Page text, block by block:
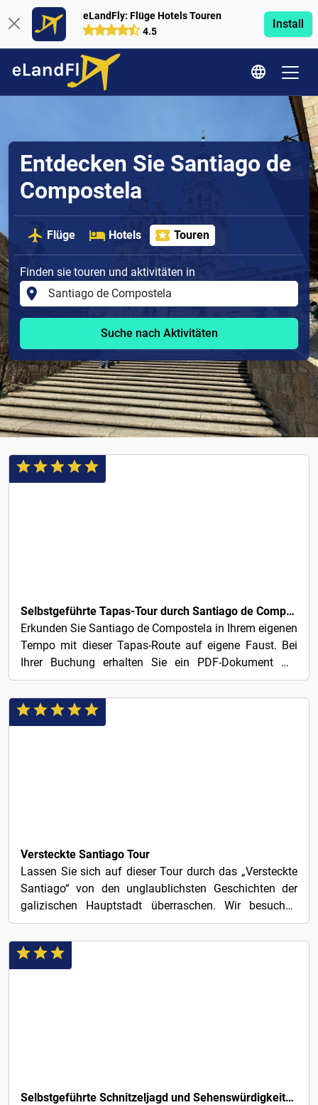
eLandFly: Flüge Hotels Touren
4.5
Install
Entdecken Sie Santiago de
Compostela
Flüge Hotels Touren
Finden sie touren und aktivitäten in
Suche nach Aktivitäten
Selbstgeführte Tapas-Tour durch Santiago de Compostela
Erkunden Sie Santiago de Compostela in Ihrem eigenen
Tempo mit dieser Tapas-Route auf eigene Faust. Bei
Ihrer Buchung erhalten Sie ein PDF-Dokument mit
allen...
Versteckte Santiago Tour
Lassen Sie sich auf dieser Tour durch das „Versteckte
Santiago“ von den unglaublichsten Geschichten der
galizischen Hauptstadt überraschen. Wir besuchen
die...
Selbstgeführte Schnitzeljagd und Sehenswürdigkeiten durch Santiago de Compostela